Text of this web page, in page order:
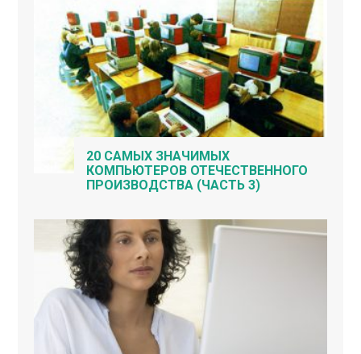
20 САМЫХ ЗНАЧИМЫХ
КОМПЬЮТЕРОВ ОТЕЧЕСТВЕННОГО
ПРОИЗВОДСТВА (ЧАСТЬ 3)